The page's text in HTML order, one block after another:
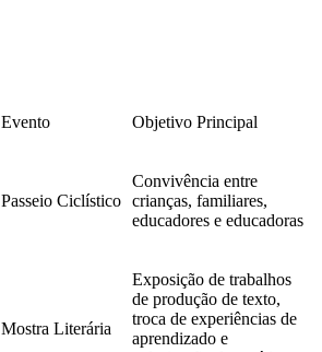
Evento Objetivo Principal
Passeio Ciclístico
Convivência entre
crianças, familiares,
educadores e educadoras
Mostra Literária
Exposição de trabalhos
de produção de texto,
troca de experiências de
aprendizado e